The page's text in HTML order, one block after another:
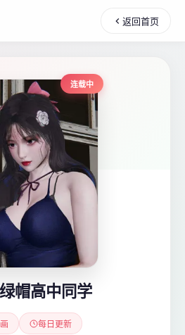
返回首页
连载中
帽高中同学
每日更新